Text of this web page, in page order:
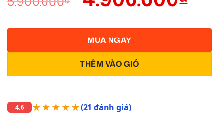
THÊM VÀO GIỎ
MUA NGAY
4.6 ★★★★★(21 đánh giá)